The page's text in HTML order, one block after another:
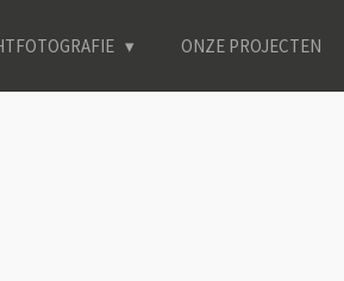
ONZE PROJECTEN